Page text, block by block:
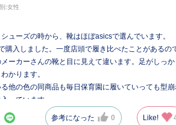
:女性
ューズの時から、靴はほぼasicsで選んでいます。
購入しました。一度店頭で履き比べたことがあるの
ーカーさんの靴と目に見えて違います。足がしっか
かります。
他の色の同商品も毎日保育園に履いていっても型
っています。
参考になった 0 Like!